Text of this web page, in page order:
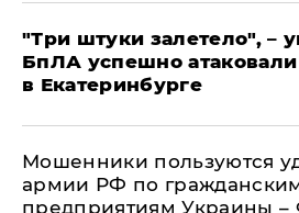
"Три штуки залетело", –
БпЛА успешно
в Екатеринбурге
Мошенники пользуются
армии РФ по
предприятиям Украины